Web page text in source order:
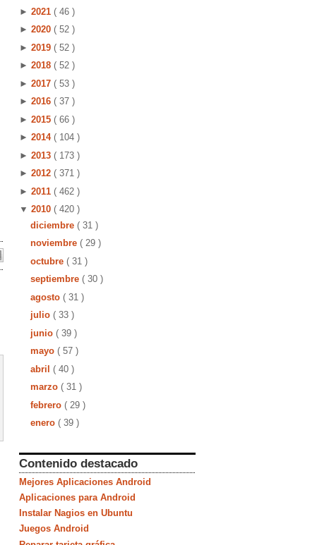
► 2021 ( 46 )
► 2020 ( 52 )
► 2019 ( 52 )
► 2018 ( 52 )
► 2017 ( 53 )
► 2016 ( 37 )
► 2015 ( 66 )
► 2014 ( 104 )
► 2013 ( 173 )
► 2012 ( 371 )
► 2011 ( 462 )
▼ 2010 ( 420 )
diciembre ( 31 )
noviembre ( 29 )
octubre ( 31 )
septiembre ( 30 )
agosto ( 31 )
julio ( 33 )
junio ( 39 )
mayo ( 57 )
abril ( 40 )
marzo ( 31 )
febrero ( 29 )
enero ( 39 )
Contenido destacado
Mejores Aplicaciones Android
Aplicaciones para Android
Instalar Nagios en Ubuntu
Juegos Android